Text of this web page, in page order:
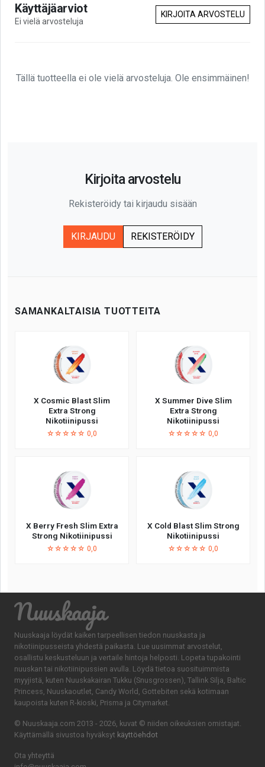
Käyttäjäarviot
Ei vielä arvosteluja
KIRJOITA ARVOSTELU
Tällä tuotteella ei ole vielä arvosteluja. Ole ensimmäinen!
Kirjoita arvostelu
Rekisteröidy tai kirjaudu sisään
KIRJAUDU REKISTERÖIDY
SAMANKALTAISIA TUOTTEITA
X Cosmic Blast Slim
Extra Strong
Nikotiinipussi
☆☆☆☆☆ 0,0
X Summer Dive Slim
Extra Strong
Nikotiinipussi
☆☆☆☆☆ 0,0
X Berry Fresh Slim Extra
Strong Nikotiinipussi
☆☆☆☆☆ 0,0
X Cold Blast Slim Strong
Nikotiinipussi
☆☆☆☆☆ 0,0
Nuuskaaja
Nuuskaaja löydät kaiken tarpeellisen tiedon nuuskasta ja
nikotiinipusseista yhdestä paikasta. Lue uusimmat arvostelut,
osallistu keskusteluun ja vertaile hintoja helposti. Lopeta tupakointi
nuuskan tai nikotiinipussien avulla. Löydä tietoa suosituimmista
myyjistä, kuten Nuuskakairan Tukku (Snusgrossen), Tallink Silja, Baltic
Princess, Nuuskaoutlet, Candy World, Gottebiten sekä kotimaan
kaupoista kuten R-kioski, Prisma ja Citymarket.
© Nuuskaaja.com 2013 - 2026, kuvat © niiden oikeuksien omistajat.
Käyttämällä sivustoa hyväksyt käyttöehdot
Ota yhteyttä